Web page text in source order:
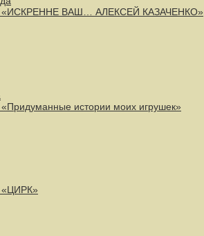
«ИСКРЕННЕ ВАШ… АЛЕКСЕЙ КАЗАЧЕНКО»
истории моих игрушек»
«ЦИРК»